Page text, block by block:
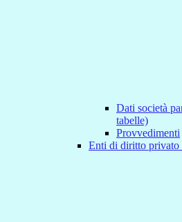
Dati società
tabelle)
Provvedimenti
Enti di diritto privato